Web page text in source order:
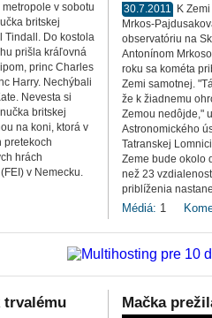
v sobotu
britskej
Tindall. Do kostola
prišla kráľovná
princ Charles
Harry. Nechýbali
Nevesta si
britskej
na koni, ktorá v
pretekoch
hrách
v Nemecku.
30.7.2011
K
Mrkos-
observatóriu na
Antonínom
roku sa kométa
Zemi samotnej.
že k žiadnemu
Zemou nedôjde,"
Astronomického
Tatranskej
Zeme bude okolo
než 23
priblíženia
Médiá: 1
trvalému
Mačka